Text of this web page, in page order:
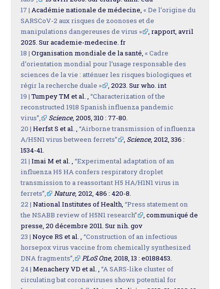
17 | Académie nationale de médecine,« De l’origine du
SARSCoV-2 aux risques de zoonoses et de
manipulations dangereuses de virus »
, rapport, avril
2025. Sur academie-medecine. fr
18 | Organisation mondiale de la santé,« Cadre
d’orientation mondial pour l’usage responsable des
sciences de la vie : atténuer les risques biologiques et
régir la recherche duale »
, 2023. Sur who. int
19 | Tumpey TM et al. ,“Characterization of the
reconstructed 1918 Spanish influenza pandemic
virus”,
Science, 2005, 310 : 77-80.
20 | Herfst S et al. ,“Airborne transmission of influenza
A/H5N1 virus between ferrets”
, Science, 2012, 336 :
1534-41.
21 | Imai M et al. ,“Experimental adaptation of an
influenza H5 HA confers respiratory droplet
transmission to a reassortant H5 HA/H1N1 virus in
ferrets”,
Nature, 2012, 486 : 420-8.
22 | National Institutes of Health,“Press statement on
the NSABB review of H5N1 research”
, communiqué de
presse, 20 décembre 2011. Sur nih. gov
23 | Noyce RS et al. ,“Construction of an infectious
horsepox virus vaccine from chemically synthesized
DNA fragments”,
PLoS One, 2018, 13 : e0188453.
24 | Menachery VD et al. ,“A SARS-like cluster of
circulating bat coronaviruses shows potential for